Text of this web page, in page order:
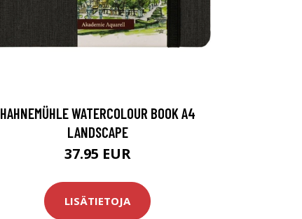
HAHNEMÜHLE WATERCOLOUR BOOK A4
LANDSCAPE
37.95 EUR
LISÄTIETOJA